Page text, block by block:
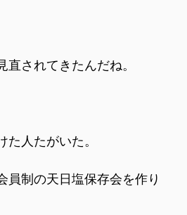
されてきたんだね。
人たがいた。
員制の天日塩保存会を作り